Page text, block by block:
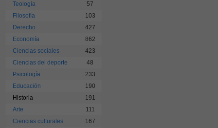
Teología
57
Filosofía
103
Derecho
427
Economía
862
Ciencias sociales
423
Ciencias del deporte
48
Psicología
233
Educación
190
Historia
191
Arte
111
Ciencias culturales
167